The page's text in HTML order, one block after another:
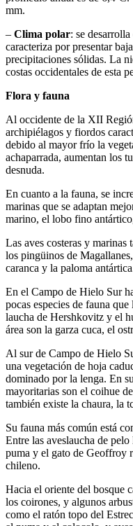
mm.
– Clima polar: se
caracteriza por presentar
precipitaciones sólidas. La
costas occidentales de esta
Flora y fauna
Al occidente de la XII
archipiélagos y fiordos
debido al mayor frío la
achaparrada, aumentan los
desnuda.
En cuanto a la fauna, se
marinas que se adaptan
marino, el lobo fino
Las aves costeras y marinas
los pingüinos de
caranca y la paloma
En el Campo de Hielo Sur
pocas especies de fauna
laucha de Hershkovitz y el
área son la garza cuca, el
Al sur de Campo de Hielo
una vegetación de hoja
dominado por la lenga. En
mayoritarias son el coihue
también existe la chaura, la
Su fauna más común está
Entre las aveslaucha de
puma y el gato de Geoffroy
chileno.
Hacia el oriente del bosque
los coirones, y algunos
como el ratón topo del